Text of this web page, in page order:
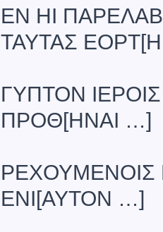
ΕΝ ΗΙ
ΤΑΥΤΑΣ
ΓΥΠΤΟΝ
ΠΡΟΘ[ΗΝΑΙ …]
ΡΕΧΟΥΜΕΝΟΙΣ
ΕΝΙ[ΑΥΤΟΝ …]